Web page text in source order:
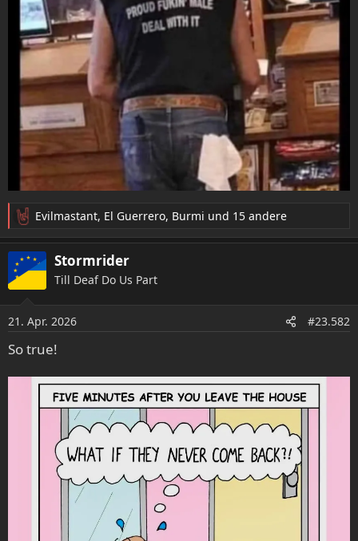
R
e
a
k
t
n
e
n
:
Evilmastant, El Guerrero, Burmi und 15 andere
Stormrider
Till Deaf Do Us Part
21. Apr. 2026 #23.582
So true!